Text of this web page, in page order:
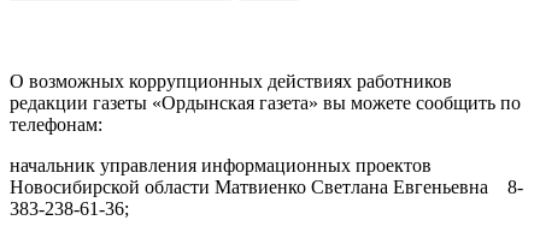
О возможных коррупционных действиях работников
редакции газеты «Ордынская газета» вы можете сообщить по
телефонам:
начальник управления информационных проектов
Новосибирской области Матвиенко Светлана Евгеньевна 8-
383-238-61-36;